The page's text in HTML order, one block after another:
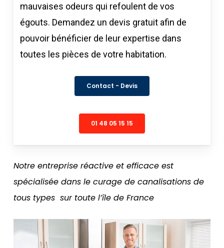
mauvaises odeurs qui refoulent de vos
égouts. Demandez un devis gratuit afin de
pouvoir bénéficier de leur expertise dans
toutes les pièces de votre habitation.
Contact - Devis
01 48 05 15 15
Notre entreprise réactive et efficace est
spécialisée dans le curage de canalisations de
tous types sur toute l’île de France